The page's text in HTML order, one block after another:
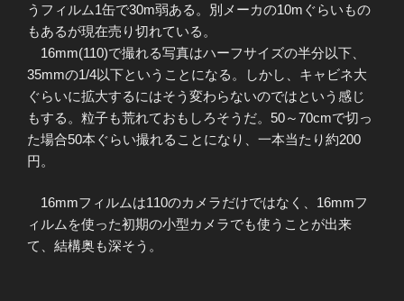
うフィルム1缶で30m弱ある。別メーカの10mぐらいもの
もあるが現在売り切れている。
16mm(110)で撮れる写真はハーフサイズの半分以下、
35mmの1/4以下ということになる。しかし、キャビネ大
ぐらいに拡大するにはそう変わらないのではという感じ
もする。粒子も荒れておもしろそうだ。50～70cmで切っ
た場合50本ぐらい撮れることになり、一本当たり約200
円。
16mmフィルムは110のカメラだけではなく、16mmフ
ィルムを使った初期の小型カメラでも使うことが出来
て、結構奥も深そう。